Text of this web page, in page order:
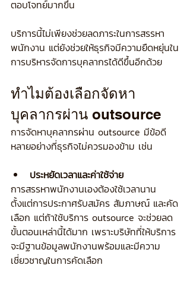
ตอบโจทย์มากขึ้น
บริการนี้ไม่เพียงช่วยลดภาระในการสรรหา
พนักงาน แต่ยังช่วยให้ธุรกิจมีความยืดหยุ่นใน
การบริหารจัดการบุคลากรได้ดีขึ้นอีกด้วย
ทำไมต้องเลือกจัดหา
บุคลากรผ่าน outsource
การจัดหาบุคลากรผ่าน outsource มีข้อดี
หลายอย่างที่ธุรกิจไม่ควรมองข้าม เช่น
ประหยัดเวลาและค่าใช้จ่าย
การสรรหาพนักงานเองต้องใช้เวลานาน
ตั้งแต่การประกาศรับสมัคร สัมภาษณ์ และคัด
เลือก แต่ถ้าใช้บริการ outsource จะช่วยลด
ขั้นตอนเหล่านี้ได้มาก เพราะบริษัทที่ให้บริการ
จะมีฐานข้อมูลพนักงานพร้อมและมีความ
เชี่ยวชาญในการคัดเลือก